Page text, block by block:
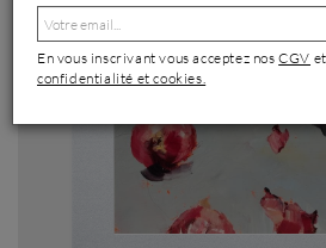
En vous inscrivant vous acceptez nosCGV
confidentialité et cookies.